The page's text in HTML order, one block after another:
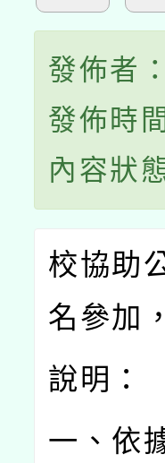
發佈者
發佈時
內容狀
校協助
名參加
說明：
一、依